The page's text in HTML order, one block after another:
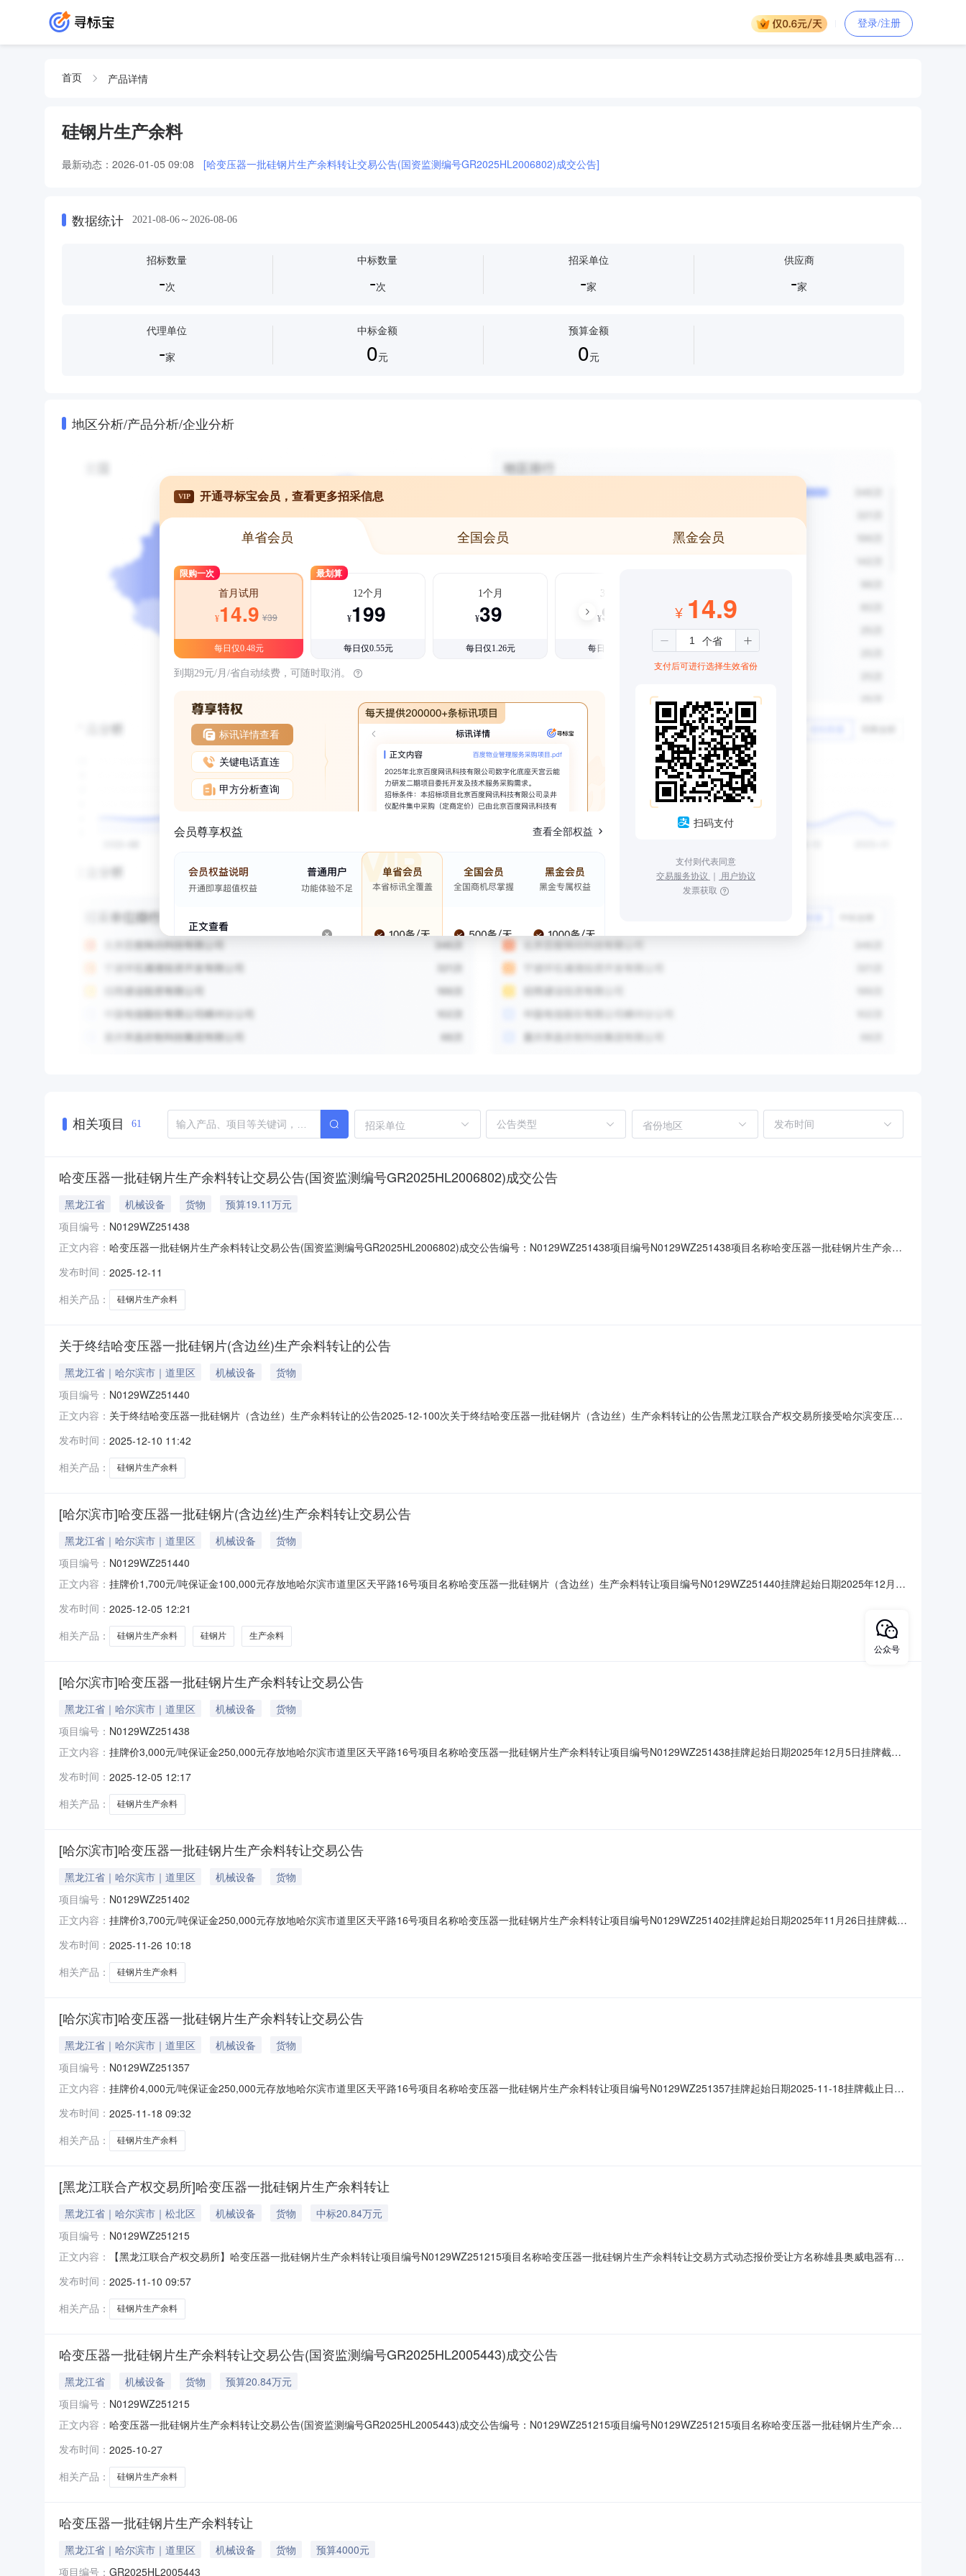
登录/注册
首页 产品详情
硅钢片生产余料
最新动态： 2026-01-05 09:08 [哈变压器一批硅钢片生产余料转让交易公告(国资监测编号GR2025HL2006802)成交公告]
数据统计 2021-08-06～2026-08-06
招标数量
-次
中标数量
-次
招采单位
-家
供应商
-家
代理单位
-家
中标金额
0元
预算金额
0元
地区分析/产品分析/企业分析
VIP 开通寻标宝会员，查看更多招采信息
单省会员 全国会员 黑金会员
限购一次
首月试用
¥14.9 ¥39
每日仅0.48元
最划算
12个月
¥199
每日仅0.55元
1个月
¥39
每日仅1.26元
3个月
¥99
每日仅1.08元
到期29元/月/省自动续费，可随时取消。
标讯详情查看
关键电话直连
甲方分析查询
会员尊享权益 查看全部权益
¥ 14.9
支付后可进行选择生效省份
扫码支付
支付则代表同意
交易服务协议 ｜ 用户协议
发票获取
相关项目 61 招采单位 省份地区
哈变压器一批硅钢片生产余料转让交易公告(国资监测编号GR2025HL2006802)成交公告
黑龙江省 机械设备 货物
预算19.11万元
项目编号： N0129WZ251438
正文内容： 哈变压器一批硅钢片生产余料转让交易公告(国资监测编号GR2025HL2006802)成交公告编号：N0129WZ251438项目编号N0129WZ251438项目名称哈变压器一批硅钢片生产余料
发布时间： 2025-12-11
相关产品：
硅钢片生产余料
关于终结哈变压器一批硅钢片(含边丝)生产余料转让的公告
黑龙江省｜哈尔滨市｜道里区 机械设备
货物
项目编号： N0129WZ251440
正文内容： 关于终结哈变压器一批硅钢片（含边丝）生产余料转让的公告2025-12-100次关于终结哈变压器一批硅钢片（含边丝）生产余料转让的公告黑龙江联合产权交易所接受哈尔滨变压器
于此项目终结的函，现终结本项目。特此公告。黑龙江联合产权交易所2025年12月10日
发布时间： 2025-12-10 11:42
相关产品：
硅钢片生产余料
[哈尔滨市]哈变压器一批硅钢片(含边丝)生产余料转让交易公告
黑龙江省｜哈尔滨市｜道里区 机械设备
货物
项目编号： N0129WZ251440
正文内容： 挂牌价1,700元/吨保证金100,000元存放地哈尔滨市道里区天平路16号项目名称哈变压器一批硅钢片（含边丝）生产余料转让项目编号N0129WZ251440挂牌起始日期2025年12月5
的主要为硅钢片生产余料（约40吨），含有边丝废料。该标的以单价作为转让底价。2、受让方在拉运过程结束后应按转让方内部流程履行出门程序(并签订交割确认单)。转让底价1
发布时间： 2025-12-05 12:21
相关产品：
硅钢片生产余料 硅钢片 生产余料
[哈尔滨市]哈变压器一批硅钢片生产余料转让交易公告
黑龙江省｜哈尔滨市｜道里区 机械设备
货物
项目编号： N0129WZ251438
正文内容： 挂牌价3,000元/吨保证金250,000元存放地哈尔滨市道里区天平路16号项目名称哈变压器一批硅钢片生产余料转让项目编号N0129WZ251438挂牌起始日期2025年12月5日挂牌截止
钢片生产余料（约40吨）。该标的以单价作为转让底价。2、受让方在拉运过程结束后应按转让方内部流程履行出门程序(并签订交割确认单)。转让底价3000元/吨转让方情况基
发布时间： 2025-12-05 12:17
相关产品：
硅钢片生产余料
[哈尔滨市]哈变压器一批硅钢片生产余料转让交易公告
黑龙江省｜哈尔滨市｜道里区 机械设备
货物
项目编号： N0129WZ251402
正文内容： 挂牌价3,700元/吨保证金250,000元存放地哈尔滨市道里区天平路16号项目名称哈变压器一批硅钢片生产余料转让项目编号N0129WZ251402挂牌起始日期2025年11月26日挂牌截止
钢片生产余料（约40吨）。该标的以单价作为转让底价。2、受让方在拉运过程结束后应按转让方内部流程履行出门程序(并签订交割确认单)。转让底价3700元/吨转让方情况基
发布时间： 2025-11-26 10:18
相关产品：
硅钢片生产余料
[哈尔滨市]哈变压器一批硅钢片生产余料转让交易公告
黑龙江省｜哈尔滨市｜道里区 机械设备
货物
项目编号： N0129WZ251357
正文内容： 挂牌价4,000元/吨保证金250,000元存放地哈尔滨市道里区天平路16号项目名称哈变压器一批硅钢片生产余料转让项目编号N0129WZ251357挂牌起始日期2025-11-18挂牌截止日期
吨）。该标的以单价作为转让底价。2、受让方在拉运过程结束后应按转让方内部流程履行出门程序(并签订交割确认单)。评估情况评估价（元）-评估基准日-评估机构-转让底
发布时间： 2025-11-18 09:32
相关产品：
硅钢片生产余料
[黑龙江联合产权交易所]哈变压器一批硅钢片生产余料转让
黑龙江省｜哈尔滨市｜松北区 机械设备 货物
中标20.84万元
项目编号： N0129WZ251215
正文内容：
【黑龙江联合产权交易所】哈变压器一批硅钢片生产余料转让项目编号N0129WZ251215项目名称哈变压器一批硅钢片生产余料转让交易方式动态报价受让方名称雄县奥威电器有限
发布时间： 2025-11-10 09:57
相关产品：
硅钢片生产余料
哈变压器一批硅钢片生产余料转让交易公告(国资监测编号GR2025HL2005443)成交公告
黑龙江省 机械设备 货物
预算20.84万元
项目编号： N0129WZ251215
正文内容： 哈变压器一批硅钢片生产余料转让交易公告(国资监测编号GR2025HL2005443)成交公告编号：N0129WZ251215项目编号N0129WZ251215项目名称哈变压器一批硅钢片生产余料
发布时间： 2025-10-27
相关产品：
硅钢片生产余料
哈变压器一批硅钢片生产余料转让
黑龙江省｜哈尔滨市｜道里区 机械设备 货物
预算4000元
项目编号： GR2025HL2005443
公众号